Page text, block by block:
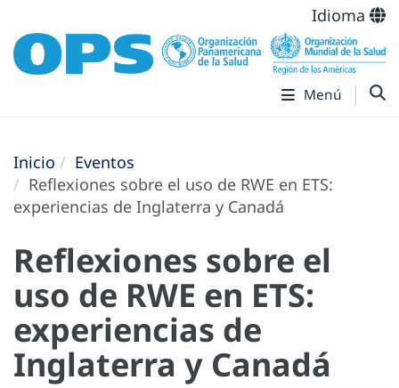
Idioma
Menú
Inicio
Eventos
Reflexiones sobre el uso de RWE en ETS:
experiencias de Inglaterra y Canadá
Reflexiones sobre el
uso de RWE en ETS:
experiencias de
Inglaterra y Canadá